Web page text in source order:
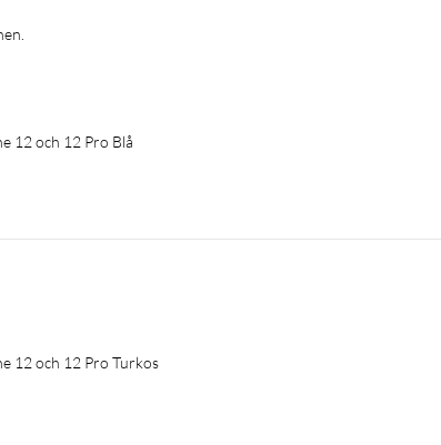
12 och 12 Pro Blå
12 och 12 Pro Turkos